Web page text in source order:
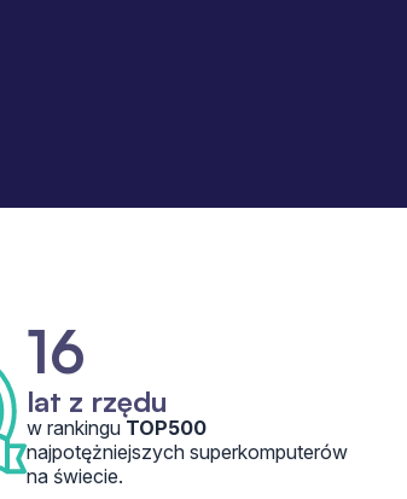
16
lat z rzędu
w rankingu TOP500
najpotężniejszych superkomputerów
na świecie.